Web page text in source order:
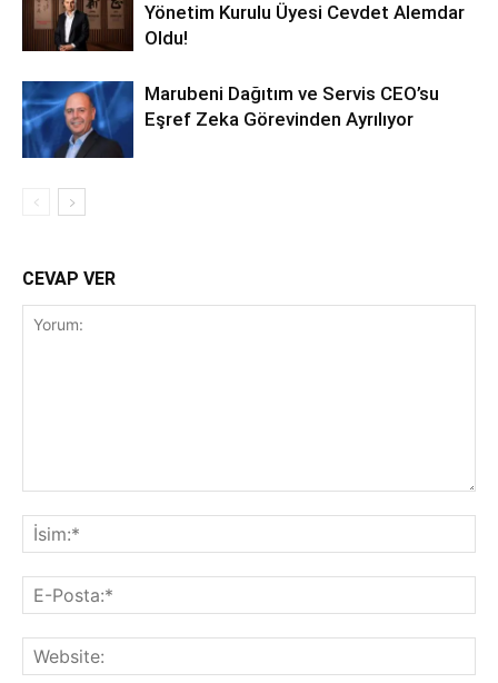
Yönetim Kurulu Üyesi Cevdet Alemdar
Oldu!
Marubeni Dağıtım ve Servis CEO’su
Eşref Zeka Görevinden Ayrılıyor
CEVAP VER